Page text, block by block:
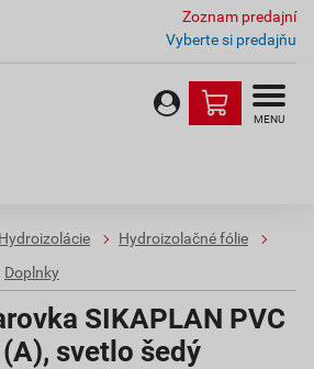
Zoznam predajní
Vyberte si predajňu
MENU
Hydroizolácie
Hydroizolačné fólie
Doplnky
SIKAPLAN PVC
svetlo šedý